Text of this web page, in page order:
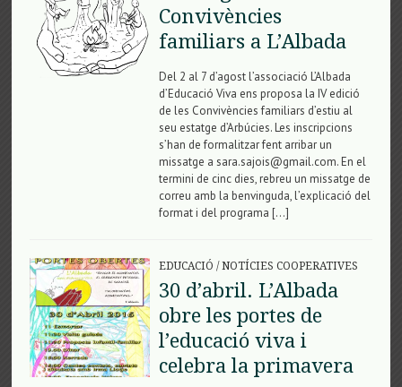
Convivències
familiars a L’Albada
Del 2 al 7 d’agost l’associació L’Albada
d’Educació Viva ens proposa la IV edició
de les Convivències familiars d’estiu al
seu estatge d’Arbúcies. Les inscripcions
s’han de formalitzar fent arribar un
missatge a sara.sajois@gmail.com. En el
termini de cinc dies, rebreu un missatge de
correu amb la benvinguda, l’explicació del
format i del programa […]
EDUCACIÓ /NOTÍCIES COOPERATIVES
30 d’abril. L’Albada
obre les portes de
l’educació viva i
celebra la primavera